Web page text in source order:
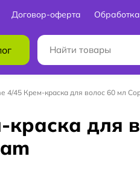
Договор-оферта
4/45 Крем-краска для волос 60 мл
для